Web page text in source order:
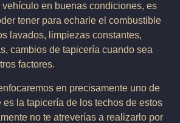
en buenas condiciones, es
tener para echarle el combustible
lavados, limpiezas constantes,
cambios de tapicería cuando sea
factores.
en precisamente uno de
es la tapicería de los techos de estos
no te atreverías a realizarlo por